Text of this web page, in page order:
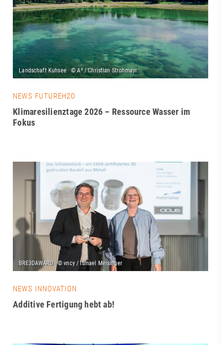
NEWS FUTUREH2O
Klimaresilienztage 2026 – Ressource Wasser im
Fokus
NEWS INNOVATION
Additive Fertigung hebt ab!